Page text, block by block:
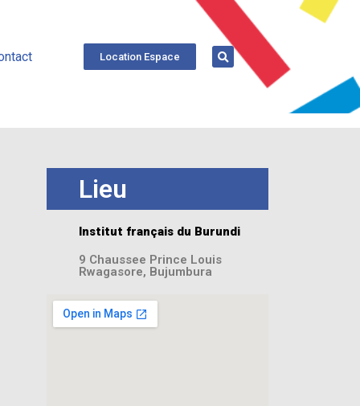
Location Espace
Lieu
Institut français du Burundi
9 Chaussee Prince Louis
Rwagasore, Bujumbura